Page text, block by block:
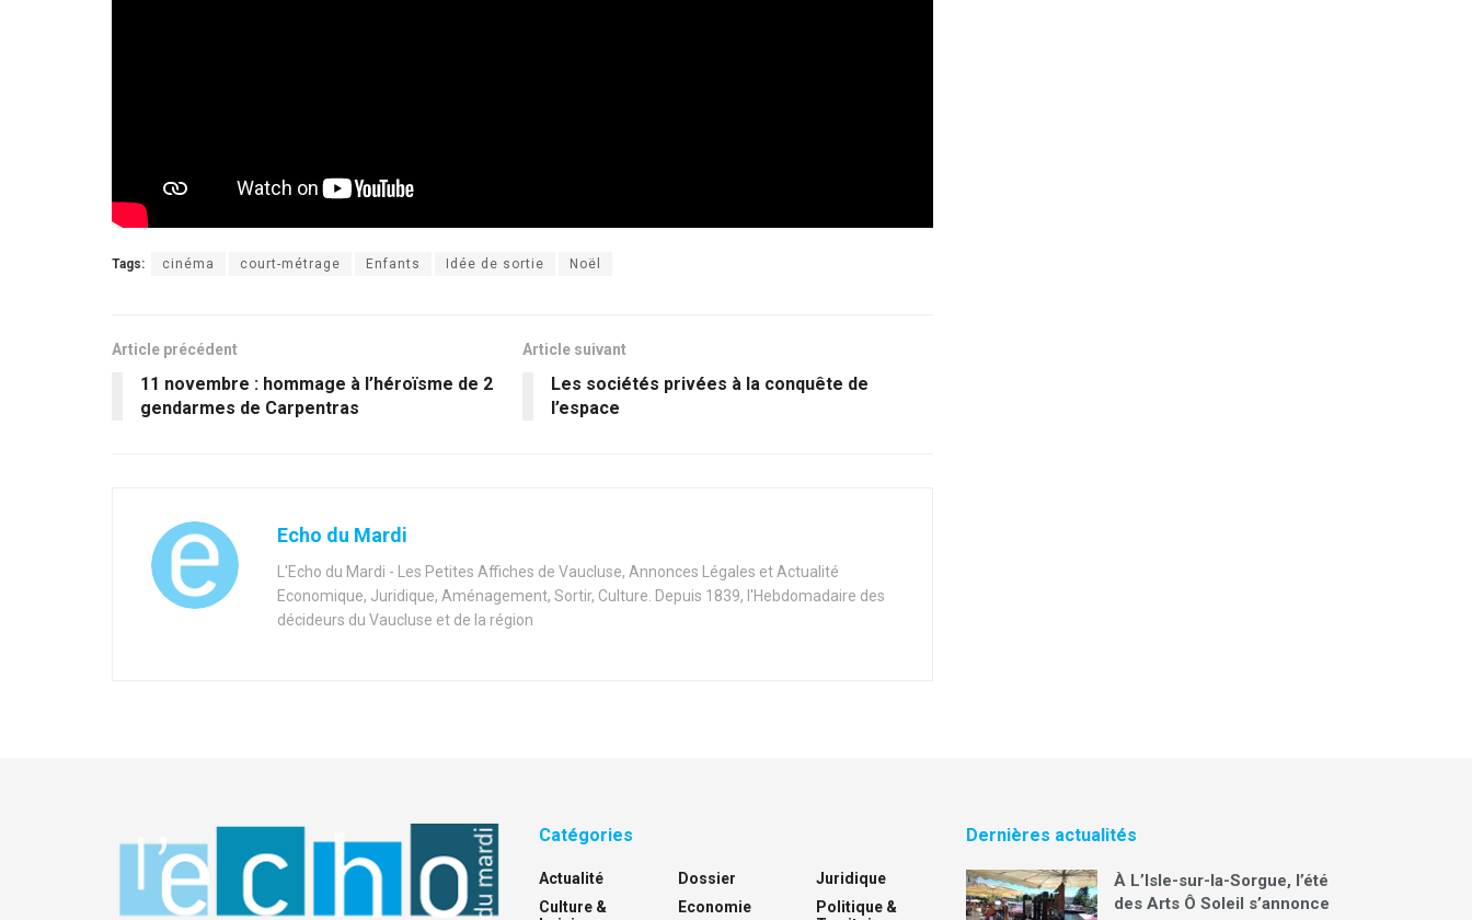
Tags: cinéma court-métrage Enfants Idée de sortie Noël
Article précédent
11 novembre : hommage à l’héroïsme de 2
gendarmes de Carpentras
Article suivant
Les sociétés privées à la conquête de
l’espace
Echo du Mardi
L'Echo du Mardi - Les Petites Affiches de Vaucluse, Annonces Légales et Actualité
Economique, Juridique, Aménagement, Sortir, Culture. Depuis 1839, l'Hebdomadaire des
décideurs du Vaucluse et de la région
Catégories
Actualité
Culture &
Dossier
Economie
Juridique
Politique &
Dernières actualités
À L’Isle-sur-la-Sorgue, l’été
des Arts Ô Soleil s’annonce